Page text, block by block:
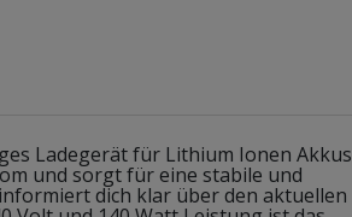
Ladegerät für Lithium Ionen Akkus
und sorgt für eine stabile und
dich klar über den aktuellen